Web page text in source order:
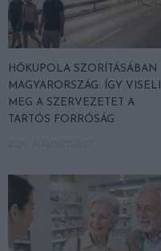
HŐKUPOLA SZORÍTÁSÁBAN
MAGYARORSZÁG: ÍGY VISELI
MEG A SZERVEZETET A
TARTÓS FORRÓSÁG